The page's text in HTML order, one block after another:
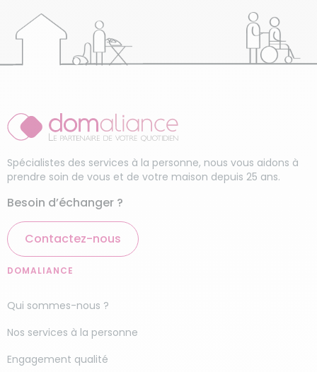
Spécialistes des services à la personne, nous vous aidons à
prendre soin de vous et de votre maison depuis 25 ans.
Besoin d’échanger ?
Contactez-nous
DOMALIANCE
Qui sommes-nous ?
Nos services à la personne
Engagement qualité